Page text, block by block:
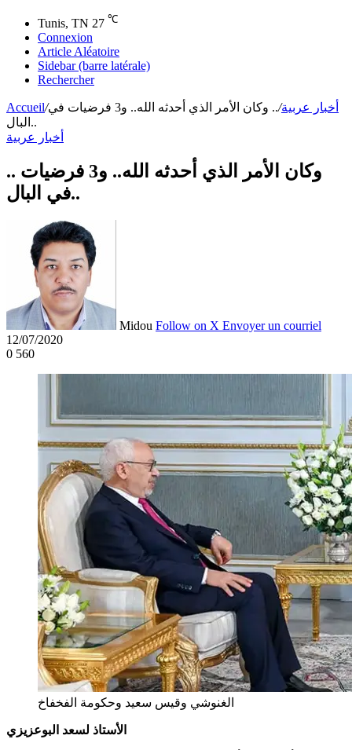
Tunis, TN 27 ℃
Connexion
Article Aléatoire
Sidebar (barre latérale)
Rechercher
Accueil/ أخبار عربية/
.. وكان الأمر الذي أحدثه الله.. و3 فرضيات في
البال..
أخبار عربية
.. وكان الأمر الذي أحدثه الله.. و3 فرضيات
في البال..
Midou Follow on X Envoyer un courriel
12/07/2020
0 560
الغنوشي وقيس سعيد وحكومة الفخفاخ
الأستاذ لسعد البوعزيزي